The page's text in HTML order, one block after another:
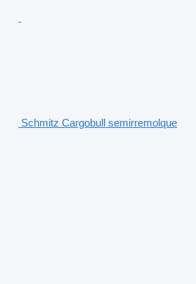
Schmitz Cargobull semirremolque